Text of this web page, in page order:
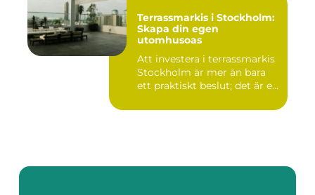
Terrassmarkis i Stockholm:
Skapa din egen
utomhusoas
Att investera i terrassmarkis
Stockholm är mer än bara
ett praktiskt beslut; det är e...